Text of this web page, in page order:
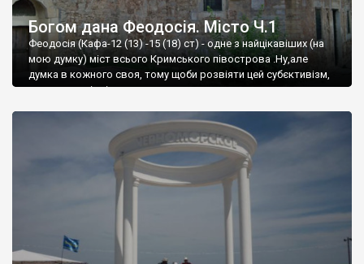
Богом дана Феодосія. Місто Ч.1
Феодосія (Кафа-12 (13) -15 (18) ст) - одне з найцікавіших (на
мою думку) міст всього Кримського півострова .Ну,але
думка в кожного своя, тому щоби розвіяти цей субєктивізм,
запрошую відвідати це